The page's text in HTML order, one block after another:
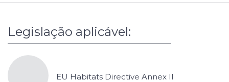
Legislação aplicável:
EU Habitats Directive Annex II